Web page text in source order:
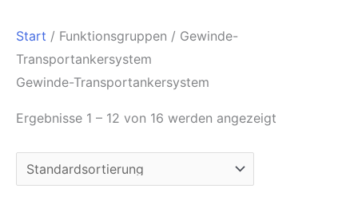
Start / Funktionsgruppen / Gewinde-
Transportankersystem
Gewinde-Transportankersystem
Ergebnisse 1 – 12 von 16 werden angezeigt